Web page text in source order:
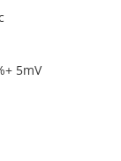
5mV